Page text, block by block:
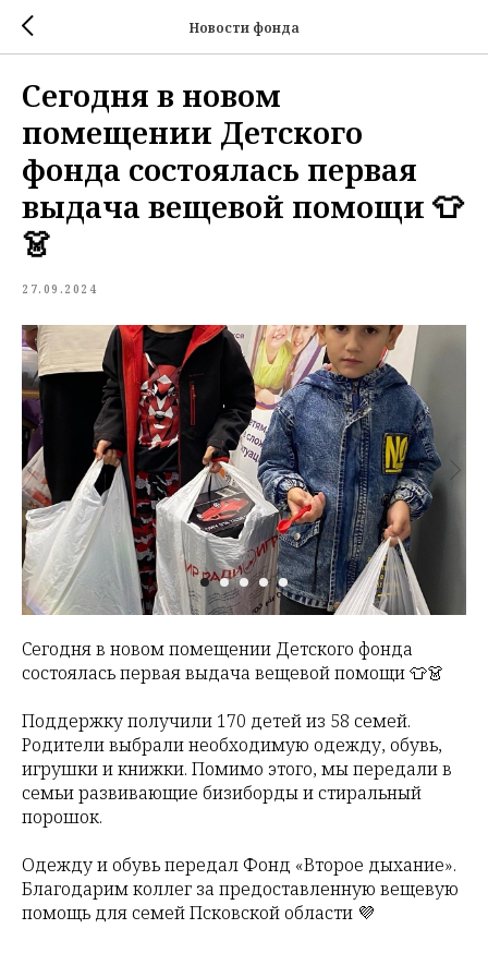
Новости фонда
Сегодня в новом
помещении Детского
фонда состоялась первая
выдача вещевой помощи 👕
👗
27.09.2024
Сегодня в новом помещении Детского фонда
состоялась первая выдача вещевой помощи 👕👗
Поддержку получили 170 детей из 58 семей.
Родители выбрали необходимую одежду, обувь,
игрушки и книжки. Помимо этого, мы передали в
семьи развивающие бизиборды и стиральный
порошок.
Одежду и обувь передал Фонд «Второе дыхание».
Благодарим коллег за предоставленную вещевую
помощь для семей Псковской области 💜